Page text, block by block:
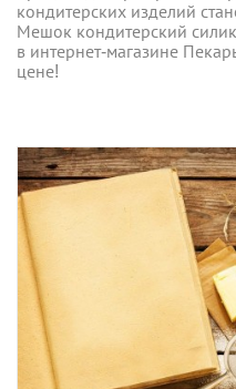
кондитерских изделий
Мешок кондитерский
в интернет-магазине
цене!